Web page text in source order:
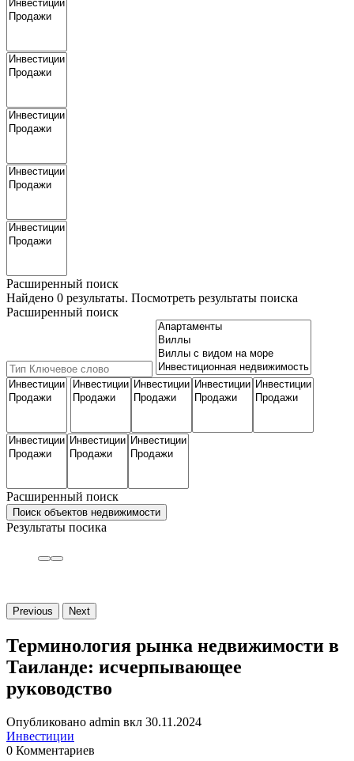
Расширенный поиск
Найдено 0 результаты. Посмотреть результаты поиска
Расширенный поиск
Расширенный поиск
Поиск объектов недвижимости
Результаты посика
Previous Next
Терминология рынка недвижимости в
Таиланде: исчерпывающее
руководство
Опубликовано admin вкл 30.11.2024
Инвестиции
0 Комментариев